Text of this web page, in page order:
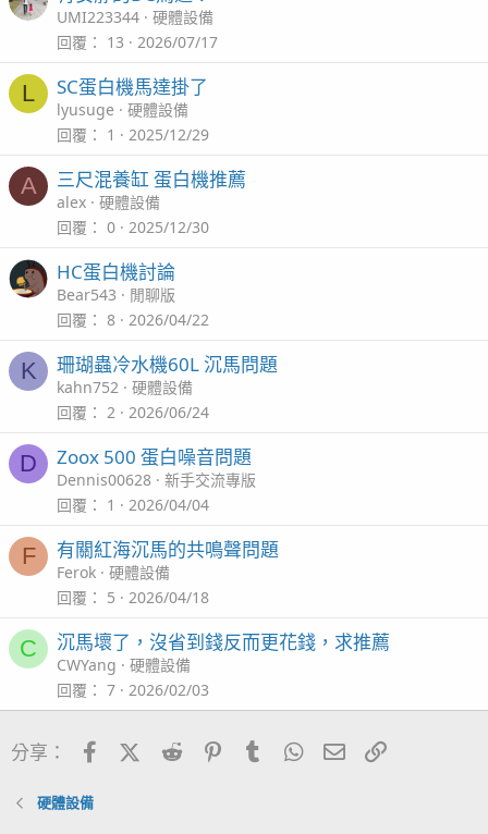
UMI223344
硬體設備
回覆
13 2026/07/17
L SC蛋白機馬達掛了
lyusuge
硬體設備
回覆
1 2025/12/29
A 三尺混養缸 蛋白機推薦
alex
硬體設備
回覆
0 2025/12/30
HC蛋白機討論
Bear543
閒聊版
回覆
8 2026/04/22
K 珊瑚蟲冷水機60L 沉馬問題
kahn752
硬體設備
回覆
2 2026/06/24
D Zoox 500 蛋白噪音問題
Dennis00628
新手交流專版
回覆
1 2026/04/04
F 有關紅海沉馬的共鳴聲問題
Ferok
硬體設備
回覆
5 2026/04/18
C 沉馬壞了，沒省到錢反而更花錢，求推薦
CWYang
硬體設備
回覆
7 2026/02/03
分享： FacebookX (Twitter)
Reddit PinterestTumblrWhatsApp電子郵件
硬體設備